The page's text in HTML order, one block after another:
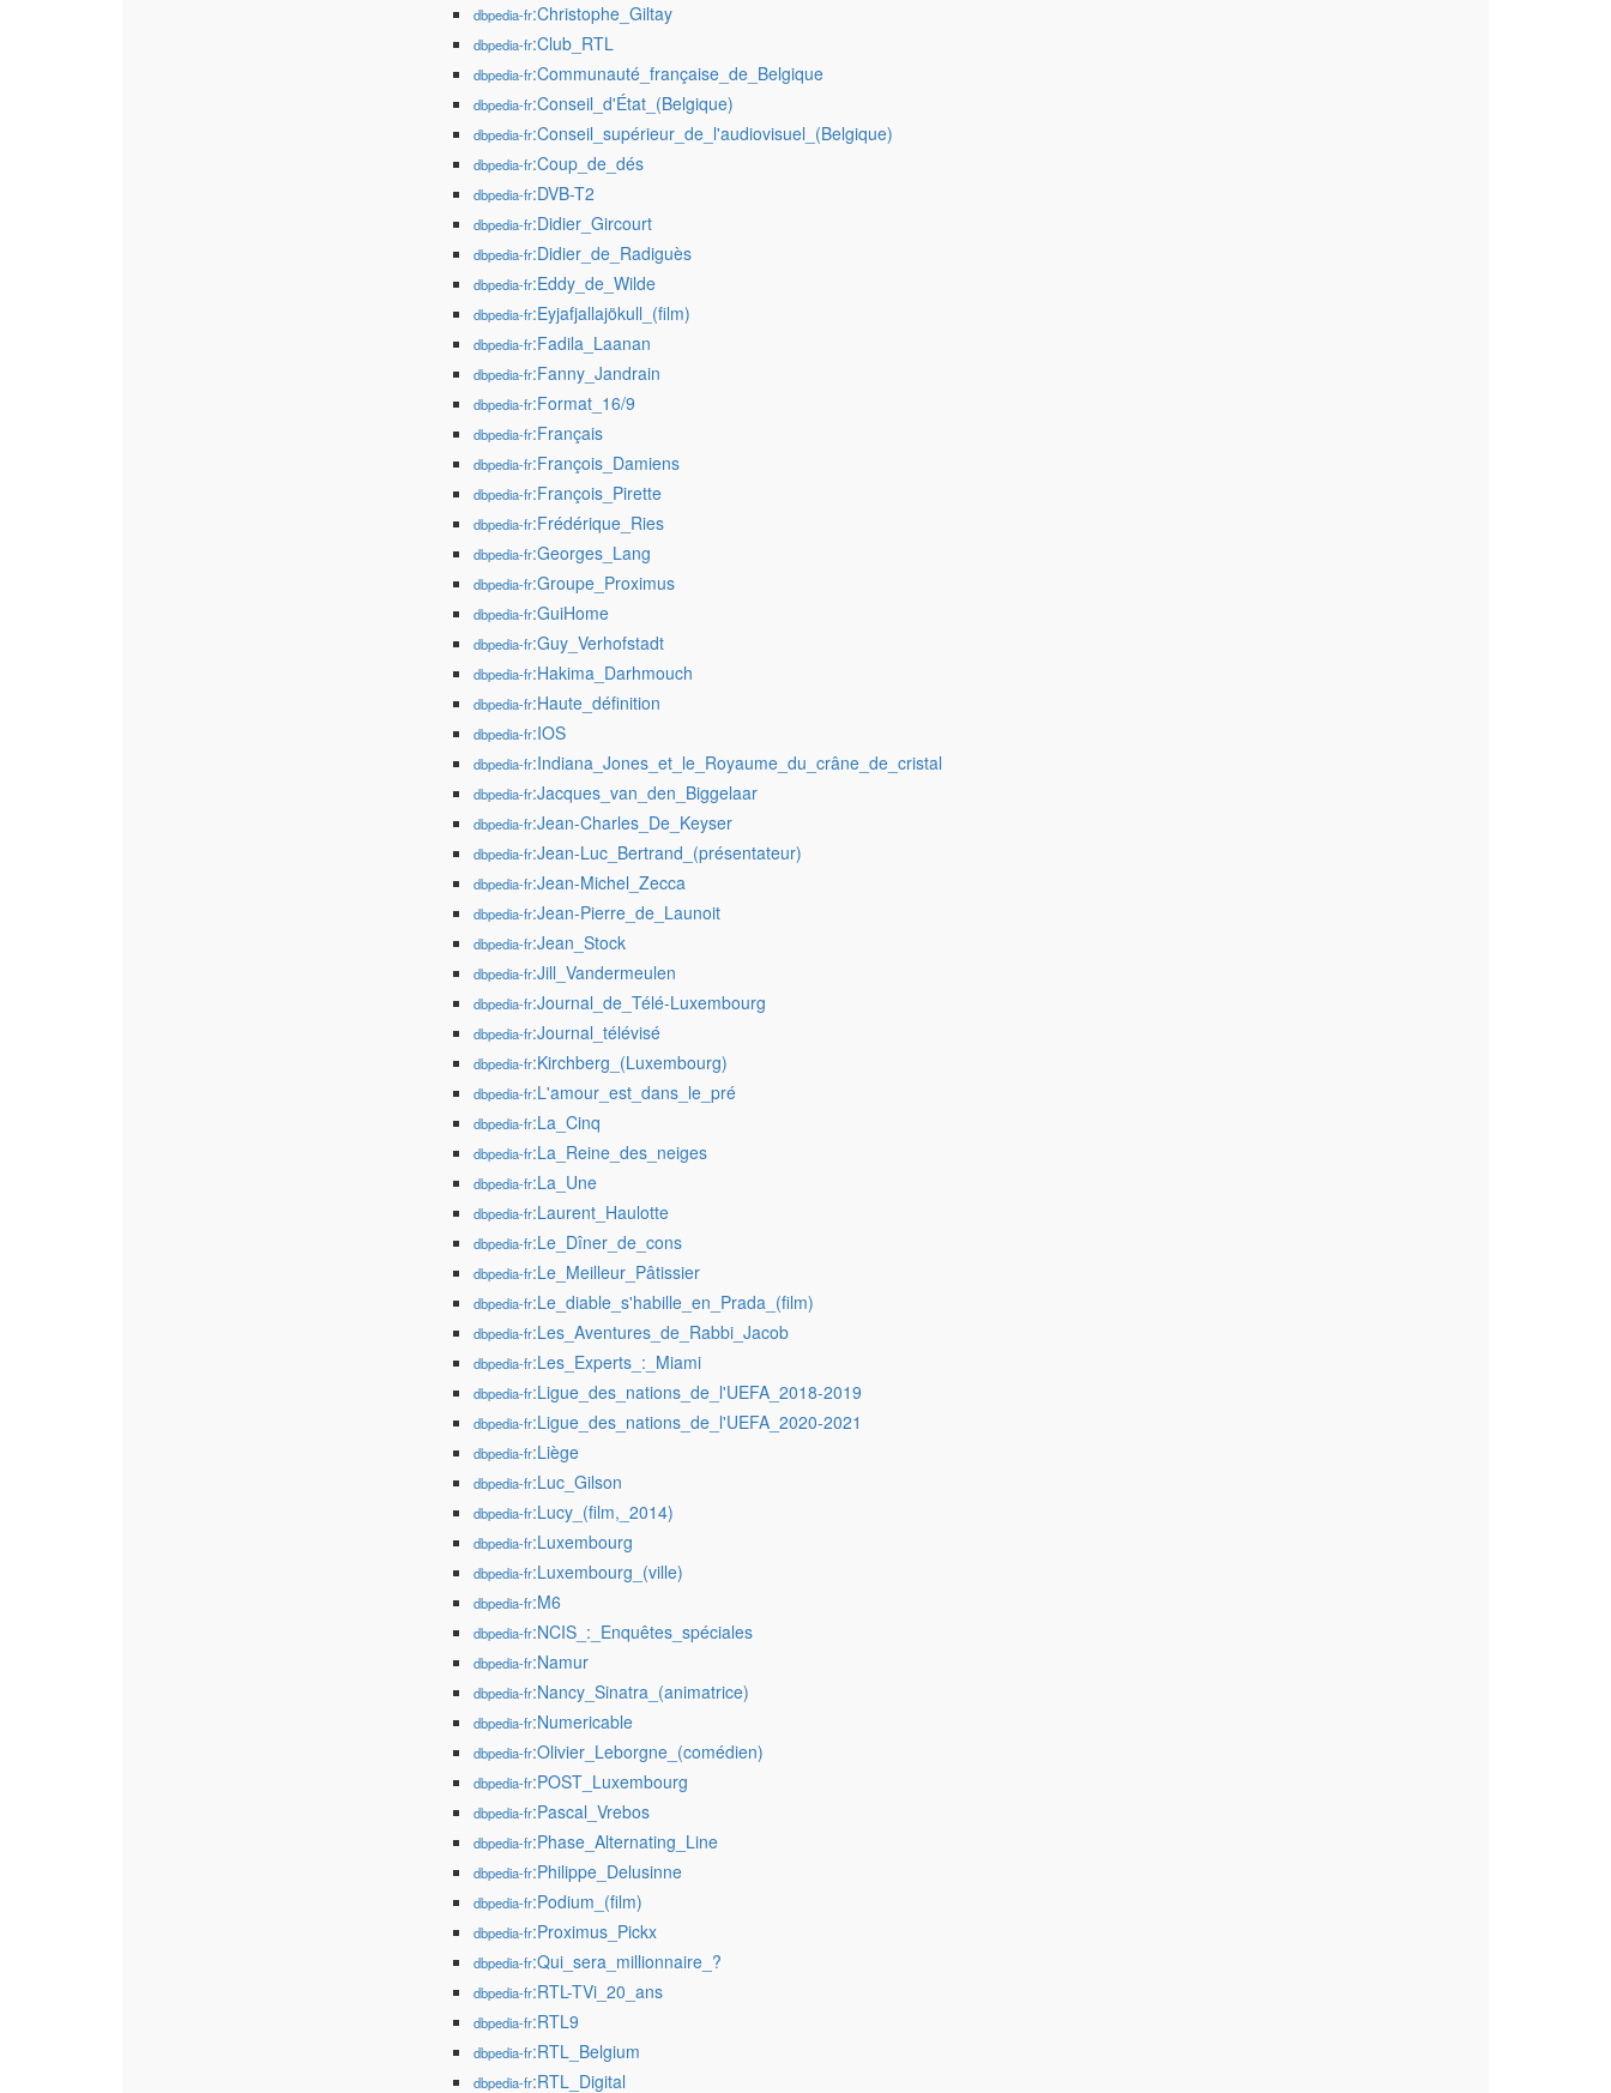
dbpedia-fr:Christophe_Giltay
dbpedia-fr:Club_RTL
dbpedia-fr:Communauté_française_de_Belgique
dbpedia-fr:Conseil_d'État_(Belgique)
dbpedia-fr:Conseil_supérieur_de_l'audiovisuel_(Belgique)
dbpedia-fr:Coup_de_dés
dbpedia-fr:DVB-T2
dbpedia-fr:Didier_Gircourt
dbpedia-fr:Didier_de_Radiguès
dbpedia-fr:Eddy_de_Wilde
dbpedia-fr:Eyjafjallajökull_(film)
dbpedia-fr:Fadila_Laanan
dbpedia-fr:Fanny_Jandrain
dbpedia-fr:Format_16/9
dbpedia-fr:Français
dbpedia-fr:François_Damiens
dbpedia-fr:François_Pirette
dbpedia-fr:Frédérique_Ries
dbpedia-fr:Georges_Lang
dbpedia-fr:Groupe_Proximus
dbpedia-fr:GuiHome
dbpedia-fr:Guy_Verhofstadt
dbpedia-fr:Hakima_Darhmouch
dbpedia-fr:Haute_définition
dbpedia-fr:IOS
dbpedia-fr:Indiana_Jones_et_le_Royaume_du_crâne_de_cristal
dbpedia-fr:Jacques_van_den_Biggelaar
dbpedia-fr:Jean-Charles_De_Keyser
dbpedia-fr:Jean-Luc_Bertrand_(présentateur)
dbpedia-fr:Jean-Michel_Zecca
dbpedia-fr:Jean-Pierre_de_Launoit
dbpedia-fr:Jean_Stock
dbpedia-fr:Jill_Vandermeulen
dbpedia-fr:Journal_de_Télé-Luxembourg
dbpedia-fr:Journal_télévisé
dbpedia-fr:Kirchberg_(Luxembourg)
dbpedia-fr:L'amour_est_dans_le_pré
dbpedia-fr:La_Cinq
dbpedia-fr:La_Reine_des_neiges
dbpedia-fr:La_Une
dbpedia-fr:Laurent_Haulotte
dbpedia-fr:Le_Dîner_de_cons
dbpedia-fr:Le_Meilleur_Pâtissier
dbpedia-fr:Le_diable_s'habille_en_Prada_(film)
dbpedia-fr:Les_Aventures_de_Rabbi_Jacob
dbpedia-fr:Les_Experts_:_Miami
dbpedia-fr:Ligue_des_nations_de_l'UEFA_2018-2019
dbpedia-fr:Ligue_des_nations_de_l'UEFA_2020-2021
dbpedia-fr:Liège
dbpedia-fr:Luc_Gilson
dbpedia-fr:Lucy_(film,_2014)
dbpedia-fr:Luxembourg
dbpedia-fr:Luxembourg_(ville)
dbpedia-fr:M6
dbpedia-fr:NCIS_:_Enquêtes_spéciales
dbpedia-fr:Namur
dbpedia-fr:Nancy_Sinatra_(animatrice)
dbpedia-fr:Numericable
dbpedia-fr:Olivier_Leborgne_(comédien)
dbpedia-fr:POST_Luxembourg
dbpedia-fr:Pascal_Vrebos
dbpedia-fr:Phase_Alternating_Line
dbpedia-fr:Philippe_Delusinne
dbpedia-fr:Podium_(film)
dbpedia-fr:Proximus_Pickx
dbpedia-fr:Qui_sera_millionnaire_?
dbpedia-fr:RTL-TVi_20_ans
dbpedia-fr:RTL9
dbpedia-fr:RTL_Belgium
dbpedia-fr:RTL_Digital